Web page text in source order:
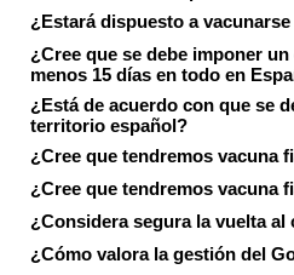
¿Estará dispuesto a
¿Cree que se debe imponer
menos 15 días en todo en
¿Está de acuerdo con que se
territorio español?
¿Cree que tendremos vacuna
¿Cree que tendremos vacuna
¿Considera segura la vuelta
¿Cómo valora la gestión del